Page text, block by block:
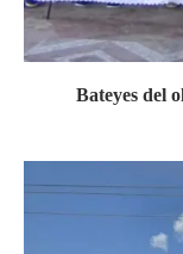
Bateyes del